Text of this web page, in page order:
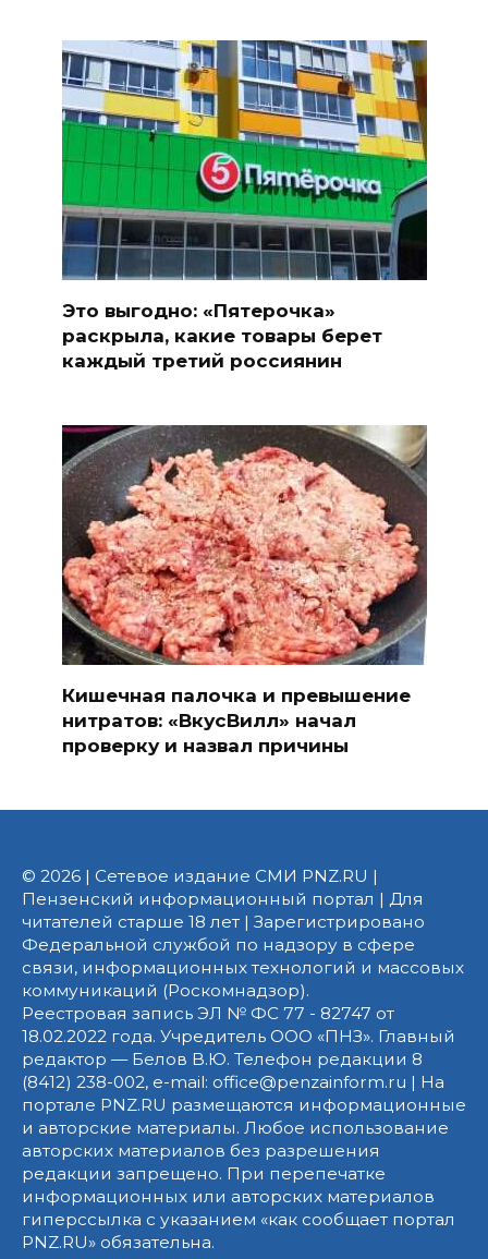
Это выгодно: «Пятерочка»
раскрыла, какие товары берет
каждый третий россиянин
Кишечная палочка и превышение
нитратов: «ВкусВилл» начал
проверку и назвал причины
© 2026 | Сетевое издание СМИ PNZ.RU |
Пензенский информационный портал | Для
читателей старше 18 лет | Зарегистрировано
Федеральной службой по надзору в сфере
связи, информационных технологий и массовых
коммуникаций (Роскомнадзор).
Реестровая запись ЭЛ № ФС 77 - 82747 от
18.02.2022 года. Учредитель ООО «ПНЗ». Главный
редактор — Белов В.Ю. Телефон редакции 8
(8412) 238-002, e-mail: office@penzainform.ru | На
портале PNZ.RU размещаются информационные
и авторские материалы. Любое использование
авторских материалов без разрешения
редакции запрещено. При перепечатке
информационных или авторских материалов
гиперссылка с указанием «как сообщает портал
PNZ.RU» обязательна.